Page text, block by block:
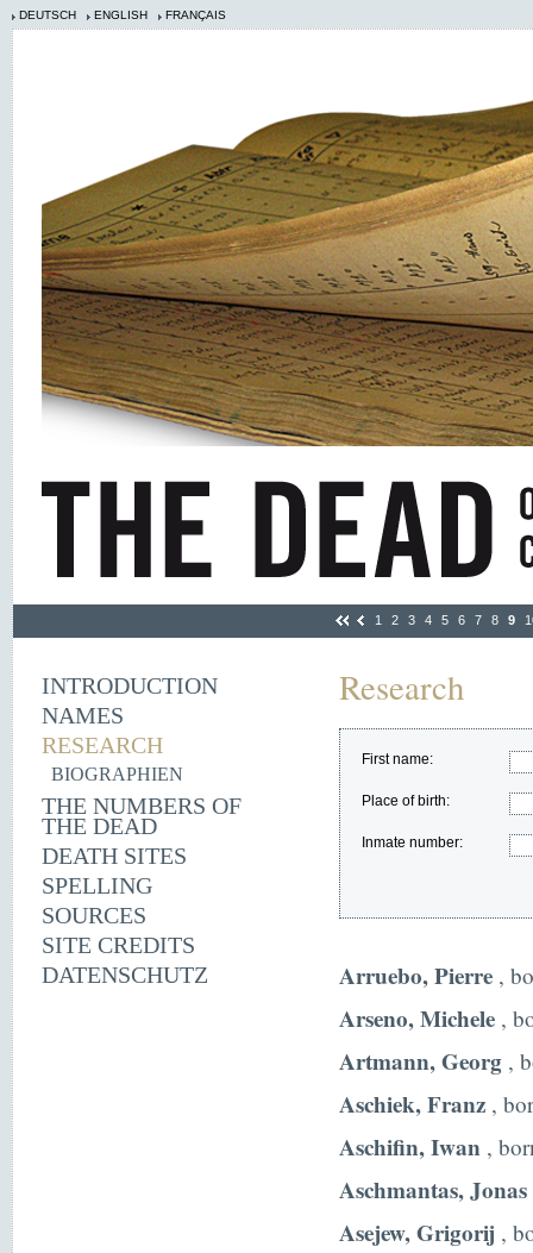
DEUTSCH ENGLISH FRANÇAIS
1 2 3 4 5 6 7 8 9
INTRODUCTION
NAMES
RESEARCH
BIOGRAPHIEN
THE NUMBERS OF
THE DEAD
DEATH SITES
SPELLING
SOURCES
SITE CREDITS
DATENSCHUTZ
Research
First name:
Place of birth:
Inmate number:
Arruebo, Pierre ,
Arseno, Michele ,
Artmann, Georg ,
Aschiek, Franz ,
Aschifin, Iwan ,
Aschmantas, Jonas
Asejew, Grigorij ,